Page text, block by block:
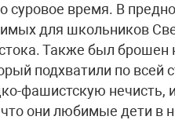
суровое время. В
для школьников
Также был брошен
подхватили по всей
фашистскую нечисть,
они любимые дети в